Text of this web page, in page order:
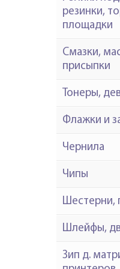
резинки,
площадки
Смазки,
присыпки
Тонеры,
Флажки и
Чернила
Чипы
Шестерни,
Шлейфы,
Зип д.